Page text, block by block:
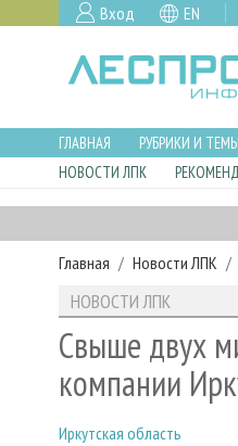
Вход EN
ГЛАВНАЯ РУБРИКИ И ТЕМЫ
НОВОСТИ ЛПК
Главная Новости ЛПК
НОВОСТИ ЛПК
Свыше двух
компании
Иркутская область